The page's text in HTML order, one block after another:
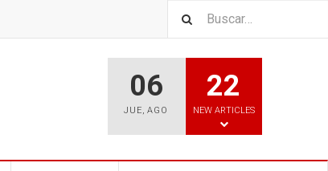
06
JUE,AGO
22
NEW ARTICLES